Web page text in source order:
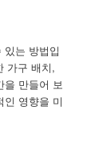
는 방법입
가구 배치,
을 만들어 보
영향을 미